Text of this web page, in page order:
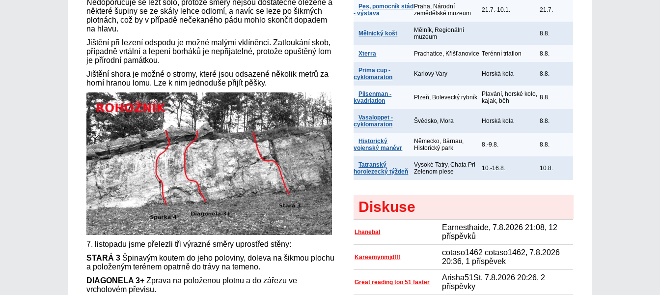
Nedoporučuje se lézt sólo, protože směry nejsou dostatečně olezené a
některé šupiny se ze skály lehce odlomí, a navíc se leze po šikmých
plotnách, což by v případě nečekaného pádu mohlo skončit dopadem
na hlavu.
Jištění při lezení odspodu je možné malými vklíněnci. Zatloukání skob,
případně vrtální a lepení borháků je nepřijatelné, protože opuštěný lom
je přírodní památkou.
Jištění shora je možné o stromy, které jsou odsazené několik metrů za
horní hranou lomu. Lze k nim jednoduše přijít pěšky.
7. listopadu jsme přelezli tři výrazné směry uprostřed stěny:
STARÁ 3 Špinavým koutem do jeho poloviny, doleva na šikmou plochu
a položeným terénem opatrně do trávy na temeno.
DIAGONELA 3+ Zprava na položenou plotnu a do zářezu ve
vrcholovém převisu.
Pes, pomocník stád
- výstava
Praha, Národní
zemědělské muzeum
21.7.-10.1. 21.7.
Mělnický košt
Mělník, Regionální
muzeum
8.8.
Xterra Prachatice, Křišťanovice Terénní triatlon 8.8.
Prima cup -
cyklomaraton
Karlovy Vary Horská kola 8.8.
Pilsenman -
kvadriatlon
Plzeň, Bolevecký rybník
Plavání, horské kolo,
kajak, běh
8.8.
Vasaloppet -
cyklomaraton
Švédsko, Mora Horská kola 8.8.
Historický
vojenský manévr
Německo, Bärnau,
Historický park
8.-9.8. 8.8.
Tatranský
horolezecký týždeň
Vysoké Tatry, Chata Pri
Zelenom plese
10.-16.8. 10.8.
Diskuse
Lhanebal
Earnesthaide, 7.8.2026 21:08, 12
příspěvků
Kareemynmjdfff
cotaso1462 cotaso1462, 7.8.2026
20:36, 1 příspěvek
Great reading too 51 faster
Arisha51St, 7.8.2026 20:26, 2
příspěvky